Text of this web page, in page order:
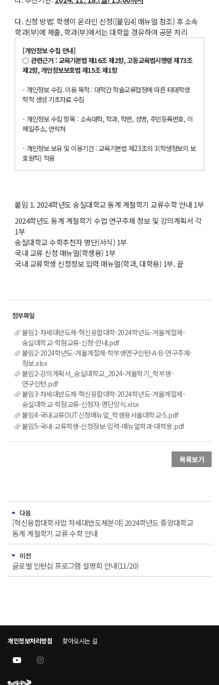
다. 신청 방법: 학생이 온라인 신청([붙임4] 매뉴얼 참조) 후 소속
학과(부)에 제출, 학과(부)에서는 대학을 경유하여 공문 처리
[개인정보 수집 안내]
○ 관련근거 :교육기본법 제16조 제2항,고등교육법시행령 제73조
제2항,개인정보보호법 제15조 제1항
- 개인정보 수집․이용 목적 : 대학간 학술교류협정에 따른 타대학생
학적 생성 기초자료 수집
- 개인정보 수집 항목 : 소속대학, 학과, 학번, 성명, 주민등록번호, 이
메일주소, 연락처
- 개인정보 보유 및 이용기간 : 교육기본법 제23조의 3(학생정보의 보
호원칙) 적용
붙임 1. 2024학년도 숭실대학교 동계 계절학기 교류수학 안내 1부
2024학년도 동계 계절학기 수업 연구주제 정보 및 강의계획서 각
1부
숭실대학교 수학추천자 명단(서식) 1부
국내 교류 신청 매뉴얼(학생용) 1부
국내 교류학생 신청정보 입력 매뉴얼(학과, 대학용) 1부. 끝
붙임1-차세대반도체-혁신융합대학-2024학년도-겨울계절제-
숭실대학교-학점교류-신청-안내.pdf
붙임2-2024학년도-겨울계절제-학부생연구인턴-A-B-연구주제-
정보.xlsx
붙임2-강의계획서_숭실대학교_2024-겨울학기_학부생-
연구인턴.pdf
붙임3-차세대반도체-혁신융합대학-2024학년도-겨울계절제-
숭실대학교-학점교류-신청자-명단양식.xlsx
붙임4-국내교류OUT신청매뉴얼_학생용서울대학교-5.pdf
붙임5-국내-교류학생-신청정보-입력-매뉴얼학과-대학용.pdf
목록보기
다음
[혁신융합대학사업 차세대반도체분야] 2024학년도 중앙대학교
동계 계절학기 교류 수학 안내
이전
글로벌 인턴십 프로그램 설명회 안내(11/20)
개인정보처리방침 찾아오시는 길